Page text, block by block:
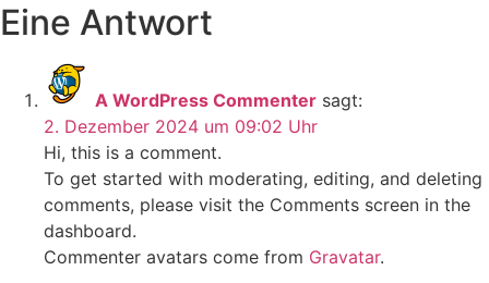
Eine Antwort
A WordPress Commenter sagt:
2. Dezember 2024 um 09:02 Uhr
Hi, this is a comment.
To get started with moderating, editing, and deleting
comments, please visit the Comments screen in the
dashboard.
Commenter avatars come from Gravatar.